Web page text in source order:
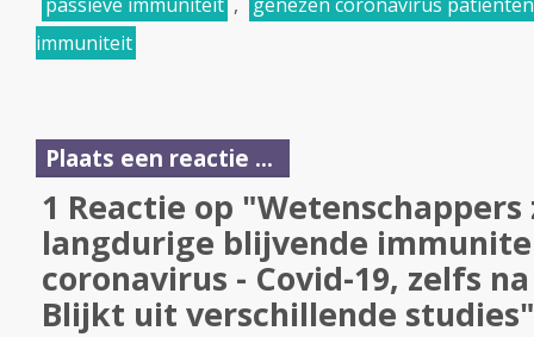
immuniteit
Plaats een reactie ...
1 Reactie op
langdurige blijvende
coronavirus - Covid-19, zelfs
Blijkt uit verschillende studies"